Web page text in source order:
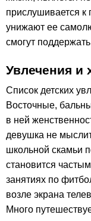
прислушивается к
унижают ее
смогут
Увлечения и
Список детских
Восточные,
в ней
девушка не
школьной скамьи
становится
занятиях по
возле экрана
Много